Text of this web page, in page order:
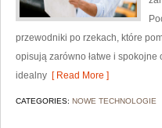
przewodniki po rzekach, które
opisują zarówno łatwe i
idealny [ Read More ]
CATEGORIES: NOWE TECHNOLOGIE